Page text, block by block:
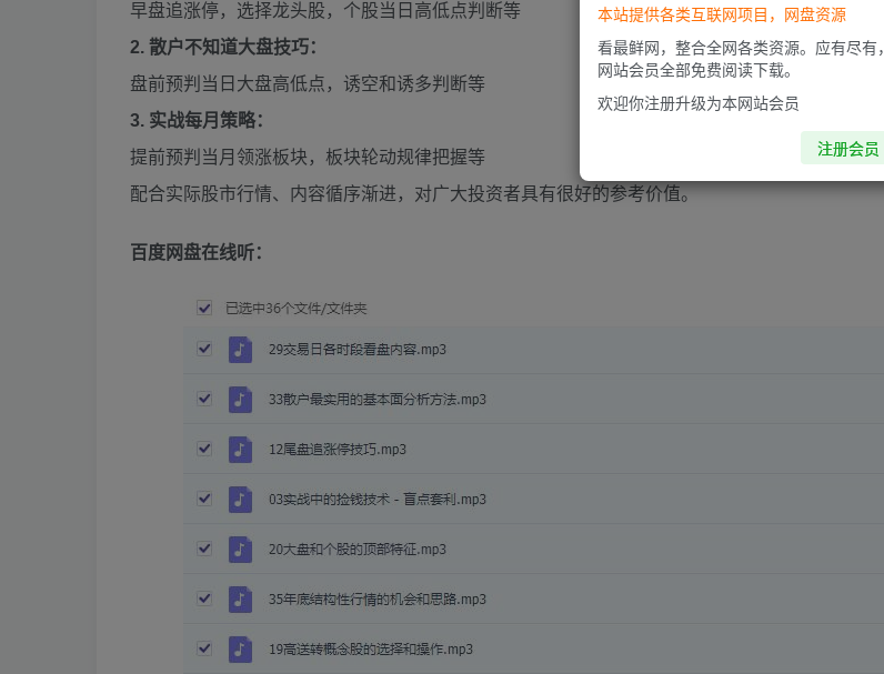
早盘追涨停，选择龙头股，个股当日高低点判断等
2. 散户不知道大盘技巧：
盘前预判当日大盘高低点，诱空和诱多判断等
3. 实战每月策略：
提前预判当月领涨板块，板块轮动规律把握等
配合实际股市行情、内容循序渐进，对广大投资者具有很好的参考价值。
百度网盘在线听：
本站提供各类互联网项目，网盘资源
看最鲜网，整合全网各类资源。应有尽有，
网站会员全部免费阅读下载。
欢迎你注册升级为本网站会员
注册会员